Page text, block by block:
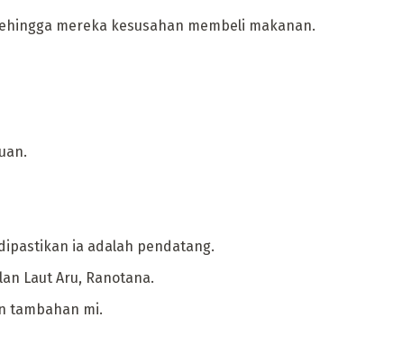
mereka kesusahan membeli makanan.
ia adalah pendatang.
Laut Aru, Ranotana.
tambahan mi.